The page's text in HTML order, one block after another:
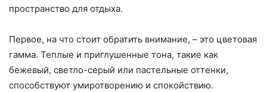
пространство для отдыха.
Первое, на что стоит обратить внимание, – это цветовая
гамма. Теплые и приглушенные тона, такие как
бежевый, светло-серый или пастельные оттенки,
способствуют умиротворению и спокойствию.